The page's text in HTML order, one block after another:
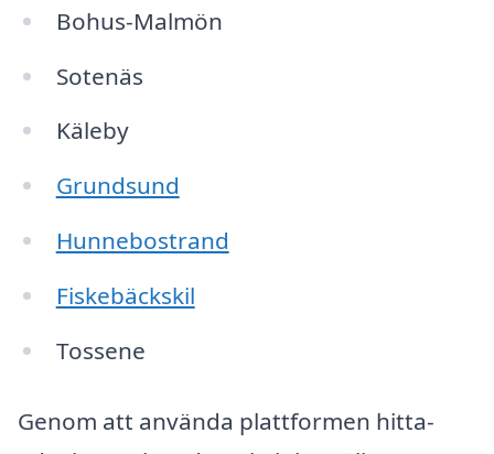
Bohus-Malmön
Sotenäs
Käleby
Grundsund
Hunnebostrand
Fiskebäckskil
Tossene
Genom att använda plattformen hitta-